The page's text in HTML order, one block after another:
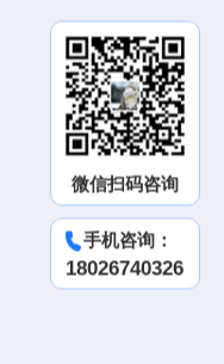
微信扫码咨询
手机咨询：
18026740326